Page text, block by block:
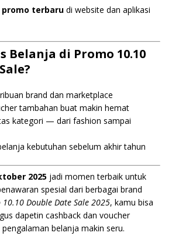
terbaru di website dan aplikasi
Belanja di Promo 10.10
brand dan marketplace
tambahan buat makin hemat
kategori — dari fashion sampai
kebutuhan sebelum akhir tahun
2025 jadi momen terbaik untuk
spesial dari berbagai brand
10.10 Double Date Sale 2025, kamu bisa
dapetin cashback dan voucher
belanja makin seru.